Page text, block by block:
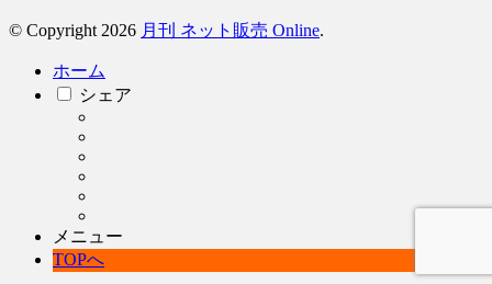
© Copyright 2026 月刊 ネット販売 Online.
ホーム
シェア
メニュー
TOPへ